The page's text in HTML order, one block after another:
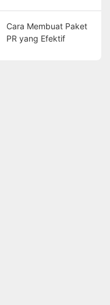
Cara Membuat Paket
PR yang Efektif